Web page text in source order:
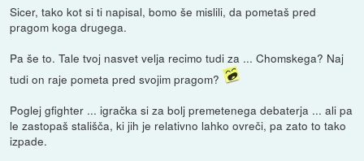
Sicer, tako kot si ti napisal, bomo še mislili, da pometaš pred
pragom koga drugega.
Pa še to. Tale tvoj nasvet velja recimo tudi za ... Chomskega? Naj
tudi on raje pometa pred svojim pragom?
Poglej gfighter ... igračka si za bolj premetenega debaterja ... ali pa
le zastopaš stališča, ki jih je relativno lahko ovreči, pa zato to tako
izpade.